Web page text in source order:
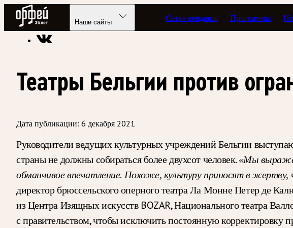
Радио Орфей
Наши сайты Сетка вещания Программы
Радио классической музыки «Орфей» Новости
Театры Бельгии против
Дата публикации: 6 декабря 2021
Руководители ведущих культурных учреждений Бельгии
страны не должны собираться более двухсот человек. «Мы
обманчивое впечатление. Похоже, культуру приносят в
директор брюссельского оперного театра Ла Монне Петер де
из Центра Изящных искусств BOZAR, Национального театра
с правительством, чтобы исключить постоянную корректировку